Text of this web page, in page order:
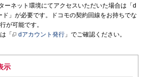
ーネット環境にてアクセスいただいた場合は「d
」が必要です。ドコモの契約回線をお持ちでな
が可能です。
「
dアカウント発行 」でご確認ください。
示